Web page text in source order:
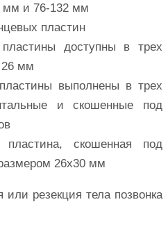
и 76-132 мм
пластин
доступны в трех
26 мм
выполнены в трех
и скошенные под
пластина, скошенная под
26х30 мм
или резекция тела позвонка